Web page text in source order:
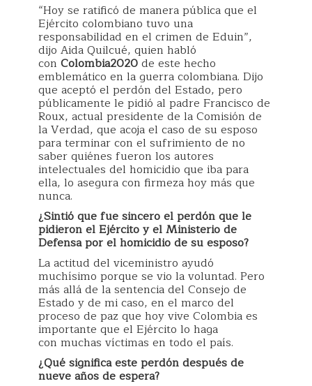
“Hoy se ratificó de manera pública que el
Ejército colombiano tuvo una
responsabilidad en el crimen de Eduin”,
dijo Aida Quilcué, quien habló
con Colombia2020de este hecho
emblemático en la guerra colombiana. Dijo
que aceptó el perdón del Estado, pero
públicamente le pidió al padre Francisco de
Roux, actual presidente de la Comisión de
la Verdad, que acoja el caso de su esposo
para terminar con el sufrimiento de no
saber quiénes fueron los autores
intelectuales del homicidio que iba para
ella, lo asegura con firmeza hoy más que
nunca.
¿Sintió que fue sincero el perdón que le
pidieron el Ejército y el Ministerio de
Defensa por el homicidio de su esposo?
La actitud del viceministro ayudó
muchísimo porque se vio la voluntad. Pero
más allá de la sentencia del Consejo de
Estado y de mi caso, en el marco del
proceso de paz que hoy vive Colombia es
importante que el Ejército lo haga
con muchas víctimas en todo el país.
¿Qué significa este perdón después de
nueve años de espera?